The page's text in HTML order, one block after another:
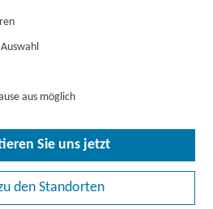
aus möglich
Sie uns jetzt
den Standorten